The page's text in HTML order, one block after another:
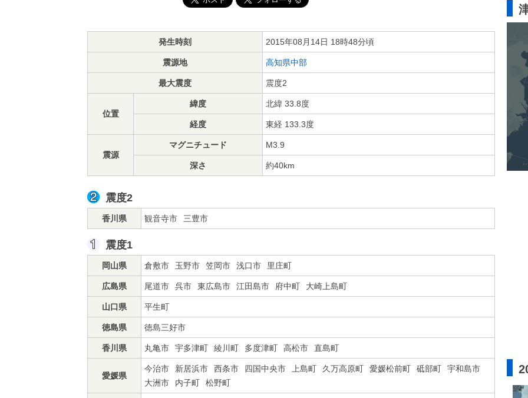
発生時刻 2015年08月14日 18時48分頃
震源地 高知県中部
最大震度 震度2
位置
緯度 北緯 33.8度
経度 東経 133.3度
震源
マグニチュード M3.9
深さ 約40km
震度2
香川県 観音寺市 三豊市
震度1
岡山県 倉敷市 玉野市 笠岡市 浅口市 里庄町
広島県 尾道市 呉市 東広島市 江田島市 府中町 大崎上島町
山口県 平生町
徳島県 徳島三好市
香川県 丸亀市 宇多津町 綾川町 多度津町 高松市 直島町
愛媛県
今治市 新居浜市 西条市 四国中央市 上島町 久万高原町 愛媛松前町 砥部町
宇和島市
大洲市
内子町 松野町